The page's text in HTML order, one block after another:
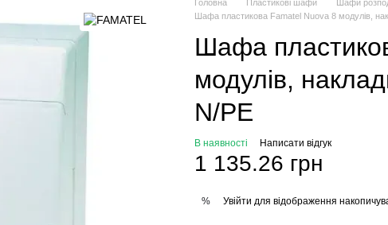
Головна Пластикові шафи
Шафи
Шафа пластикова Famatel Nuova 8 модулів,
Шафа
модулів,
N/PE
В наявності Написати відгук
1 135.26 грн
% Увійти для відображення